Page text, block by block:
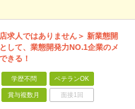
求人ではありません＞ 新業態開
して、業態開発力NO.1企業のメ
きる！
学歴不問 ベテランOK
賞与複数月 面接1回